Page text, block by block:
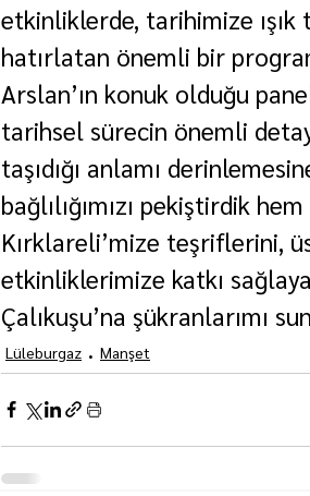
etkinliklerde, tarihimize
hatırlatan önemli bir
Arslan’ın konuk olduğu
tarihsel sürecin önemli
taşıdığı anlamı
bağlılığımızı pekiştirdik
Kırklareli’mize teşriflerini,
etkinliklerimize katkı
Çalıkuşu’na şükranlarımı
Lüleburgaz Manşet